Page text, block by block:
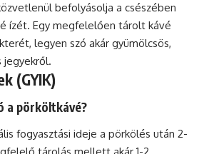
befolyásolja a csészében
ízét. Egy megfelelően tárolt kávé
legyen szó akár gyümölcsös,
jegyekről.
(GYIK)
a pörköltkávé?
fogyasztási ideje a pörkölés után 2-